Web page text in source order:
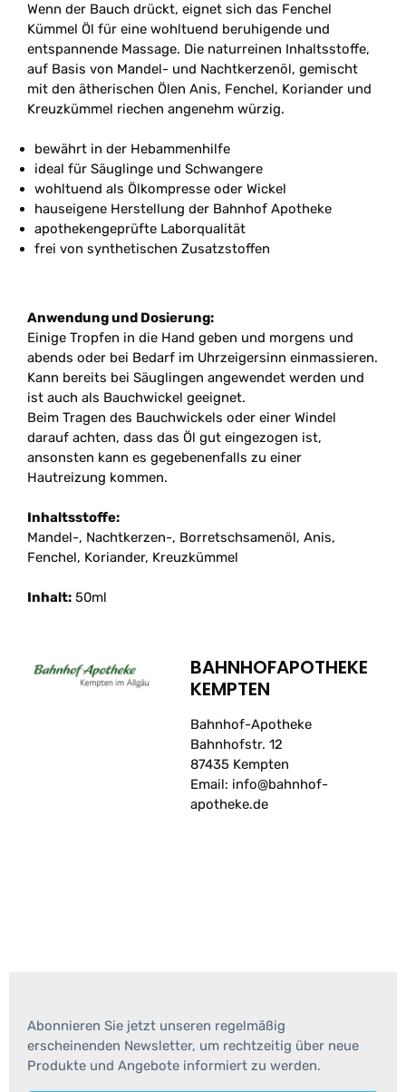
Wenn der Bauch drückt, eignet sich das Fenchel
Kümmel Öl für eine wohltuend beruhigende und
entspannende Massage. Die naturreinen Inhaltsstoffe,
auf Basis von Mandel- und Nachtkerzenöl, gemischt
mit den ätherischen Ölen Anis, Fenchel, Koriander und
Kreuzkümmel riechen angenehm würzig.
bewährt in der Hebammenhilfe
ideal für Säuglinge und Schwangere
wohltuend als Ölkompresse oder Wickel
hauseigene Herstellung der Bahnhof Apotheke
apothekengeprüfte Laborqualität
frei von synthetischen Zusatzstoffen
Anwendung und Dosierung:
Einige Tropfen in die Hand geben und morgens und
abends oder bei Bedarf im Uhrzeigersinn einmassieren.
Kann bereits bei Säuglingen angewendet werden und
ist auch als Bauchwickel geeignet.
Beim Tragen des Bauchwickels oder einer Windel
darauf achten, dass das Öl gut eingezogen ist,
ansonsten kann es gegebenenfalls zu einer
Hautreizung kommen.
Inhaltsstoffe:
Mandel-, Nachtkerzen-, Borretschsamenöl, Anis,
Fenchel, Koriander, Kreuzkümmel
Inhalt: 50ml
BAHNHOFAPOTHEKE
KEMPTEN
Bahnhof-Apotheke
Bahnhofstr. 12
87435 Kempten
Email: info@bahnhof-
apotheke.de
Abonnieren Sie jetzt unseren regelmäßig
erscheinenden Newsletter, um rechtzeitig über neue
Produkte und Angebote informiert zu werden.